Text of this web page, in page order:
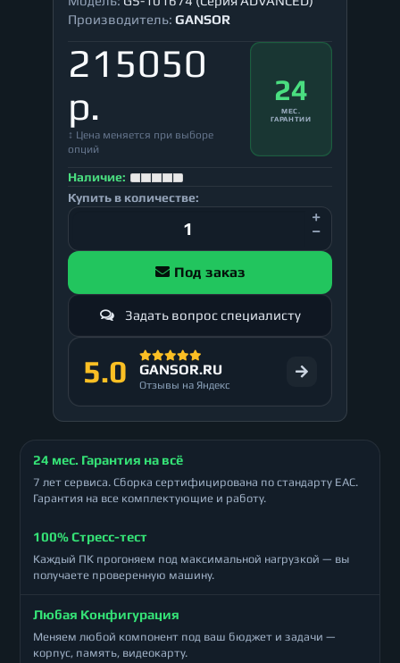
Производитель: GANSOR
215050
р.
↕ Цена меняется при выборе
опций
24
МЕС.
ГАРАНТИИ
Наличие:
Купить в количестве:
Под заказ
Задать вопрос специалисту
5.0 GANSOR.RU
Отзывы на Яндекс
24 мес. Гарантия на всё
7 лет сервиса. Сборка сертифицирована по стандарту ЕАС.
Гарантия на все комплектующие и работу.
100% Стресс-тест
Каждый ПК прогоняем под максимальной нагрузкой — вы
получаете проверенную машину.
Любая Конфигурация
Меняем любой компонент под ваш бюджет и задачи —
корпус, память, видеокарту.